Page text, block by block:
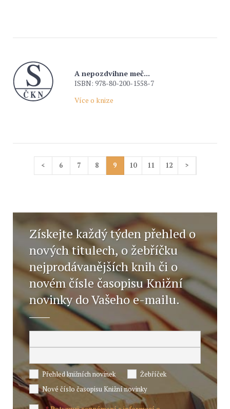
A nepozdvihne meč...
ISBN: 978-80-200-1558-7
Více o knize
< 6 7 8 9 10 11 12 >
Získejte každý týden přehled o
nových titulech, o žebříčku
nejprodávanějších knih či o
novém čísle časopisu Knižní
novinky do Vašeho e-mailu.
Přehled knižních novinek
Žebříček
Nové číslo časopisu Knižní novinky